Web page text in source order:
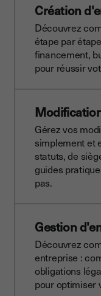
Création
Découvrez
étape par
financement,
pour réussir
Gérez vos
simplement et
statuts, de
guides
pas.
Gestion
Découvrez
entreprise :
obligations
pour optimiser